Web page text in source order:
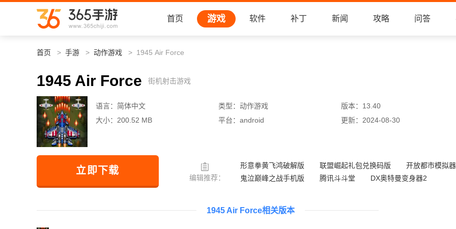
首页 游戏 软件 补丁 新闻 攻略 问答
首页 手游 动作游戏 1945 Air Force
1945 Air Force 街机射击游戏
语言： 简体中文 类型： 动作游戏 版本： 13.40
大小： 200.52 MB 平台： android 更新： 2024-08-30
立即下载
编辑推荐：
形意拳黄飞鸿破解版 联盟崛起礼包兑换码版
开放都市模拟器
鬼泣巅峰之战手机版
腾讯斗斗堂
DX奥特曼变身器2
1945 Air Force相关版本